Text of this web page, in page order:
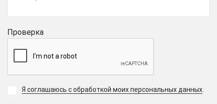
Проверка
Я соглашаюсь с обработкой моих персональных данных.